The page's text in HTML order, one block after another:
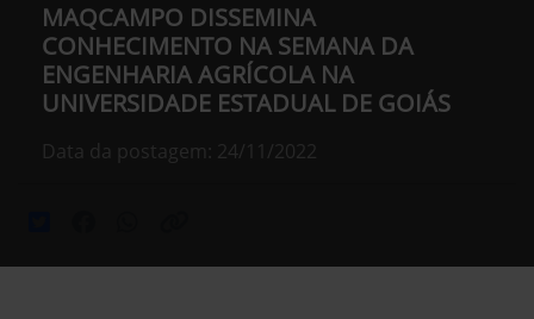
MAQCAMPO DISSEMINA
CONHECIMENTO NA SEMANA DA
ENGENHARIA AGRÍCOLA NA
UNIVERSIDADE ESTADUAL DE GOIÁS
Data da postagem: 24/11/2022